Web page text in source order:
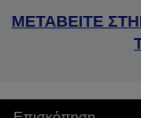
ΜΕΤΑΒΕΙΤΕ